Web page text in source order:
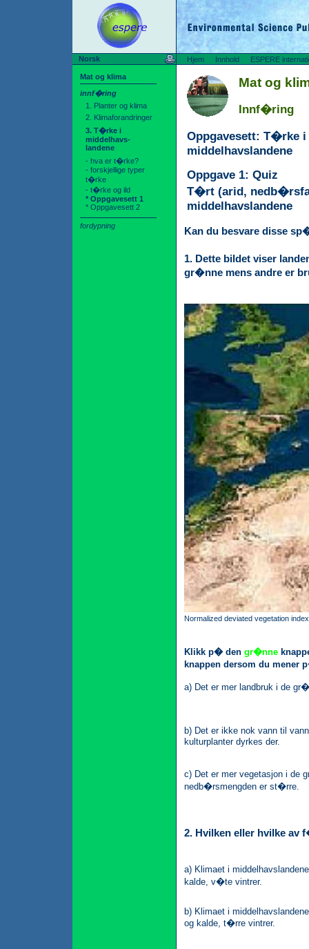
Norsk Hjem Innhold ESPERE
Mat og klima
innf�ring
1. Planter og klima
2. Klimaforandringer
3. T�rke i
middelhavs-
landene
- hva er t�rke?
- forskjellige typer
t�rke
- t�rke og ild
* Oppgavesett 1
* Oppgavesett 2
fordypning
Mat og
Innf�ring
Oppgavesett: T�rke i
middelhavslandene
Oppgave 1: Quiz
T�rt (arid,
middelhavslandene
Kan du besvare disse
1. Dette bildet viser
gr�nne mens andre er
Normalized deviated vegetation
Klikk p� den gr�nne
knappen dersom du mener
a) Det er mer landbruk i de
b) Det er ikke nok vann til
kulturplanter dyrkes der.
c) Det er mer vegetasjon i de
nedb�rsmengden er st�rre.
2. Hvilken eller hvilke av
a) Klimaet i
kalde, v�te vintrer.
b) Klimaet i
og kalde, t�rre vintrer.